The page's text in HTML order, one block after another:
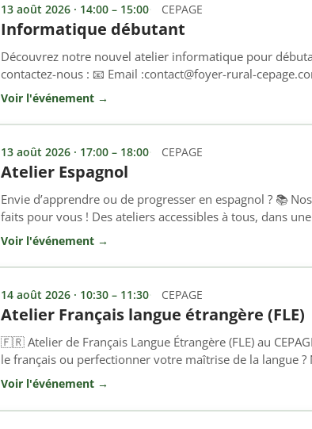
13 août 2026 · 14:00 – 15:00 CEPAGE
Informatique débutant
Découvrez notre nouvel atelier informatique pour
contactez-nous : 📧 Email :contact@foyer-rural-
15
Voir l'événement →
13 août 2026 · 17:00 – 18:00 CEPAGE
Atelier Espagnol
Envie d’apprendre ou de progresser en espagnol ? 📚
faits pour vous ! Des ateliers accessibles à tous, dans
dynamique. Inscrivez-vous et rejoignez-nous ! 📞 04 93
Voir l'événement →
14 août 2026 · 10:30 – 11:30 CEPAGE
Atelier Français langue étrangère (FLE)
🇫🇷 Atelier de Français Langue Étrangère (FLE) au
le français ou perfectionner votre maîtrise de la langue
! Cet atelier s’adresse à toutes les personnes non-
Voir l'événement →